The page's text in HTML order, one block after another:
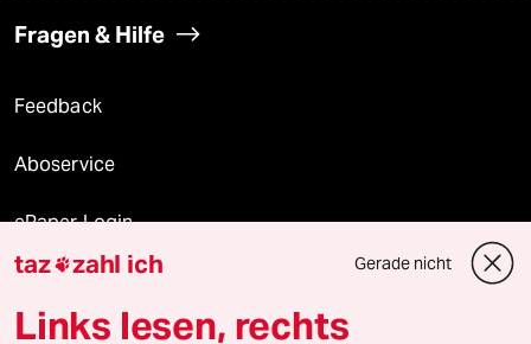
Fragen & Hilfe
Feedback
Aboservice
ePaper Login
Downloads für Abonnierende
taz zahl ich Gerade nicht
Links lesen, rechts